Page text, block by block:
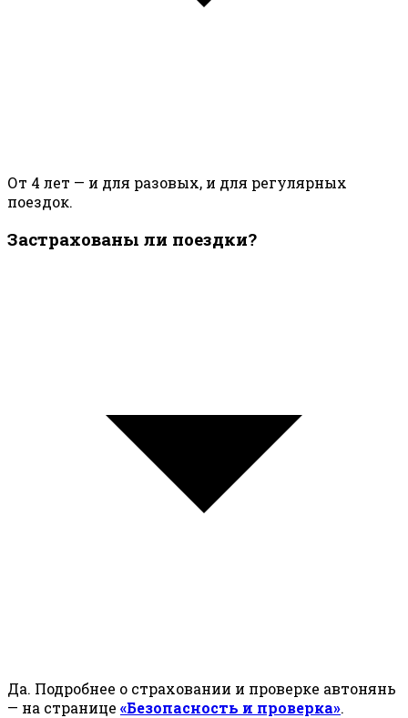
От 4 лет — и для разовых, и для регулярных
поездок.
Застрахованы ли поездки?
Да. Подробнее о страховании и проверке автонянь
— на странице «Безопасность и проверка».